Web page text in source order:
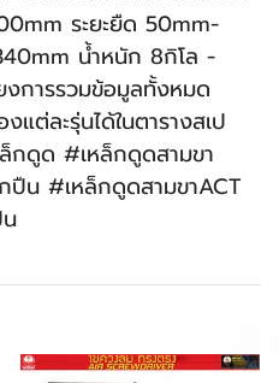
ระยะยืด 50mm-
น้ำหนัก 8กิโล -
งการรวมข้อมูลทั้งหมด
แต่ละรุ่นได้ในตารางสเป
กดูด #เหล็กดูดสามขา
น #เหล็กดูดสามขาACT